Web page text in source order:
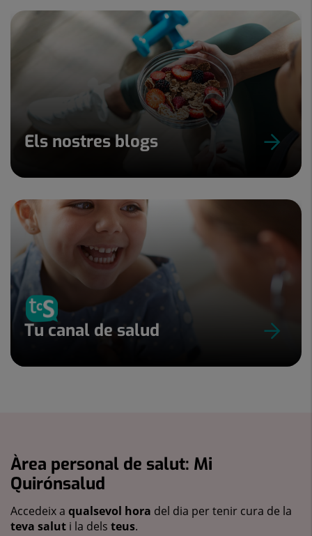
Els nostres blogs
Tu canal de salud
Àrea personal de salut: Mi
Quirónsalud
Accedeix a qualsevol hora del dia per tenir cura de la
teva salut i la dels teus.